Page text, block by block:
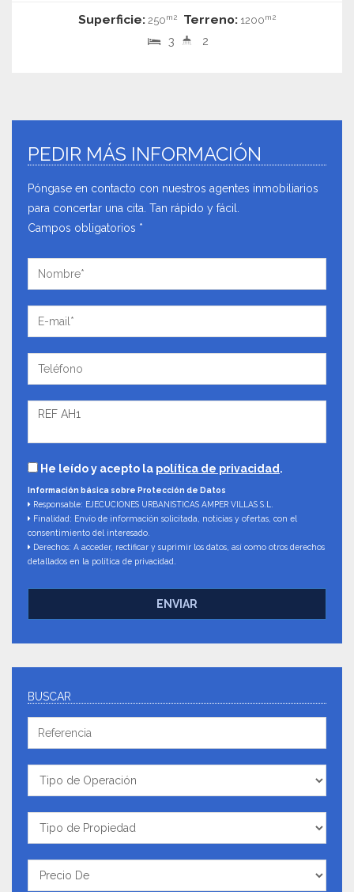
Superficie: 250m2 Terreno: 1200m2
3 2
PEDIR MÁS INFORMACIÓN
Póngase en contacto con nuestros agentes inmobiliarios
para concertar una cita. Tan rápido y fácil.
Campos obligatorios *
He leído y acepto la política de privacidad .
Información básica sobre Protección de Datos
Responsable: EJECUCIONES URBANISTICAS AMPER VILLAS S.L.
Finalidad: Envío de información solicitada, noticias y ofertas, con el
consentimiento del interesado.
Derechos: A acceder, rectificar y suprimir los datos, así como otros derechos
detallados en la política de privacidad.
ENVIAR
BUSCAR
Referencia
Tipo
de
Operación
Tipo
de
Propiedad
Precio
De